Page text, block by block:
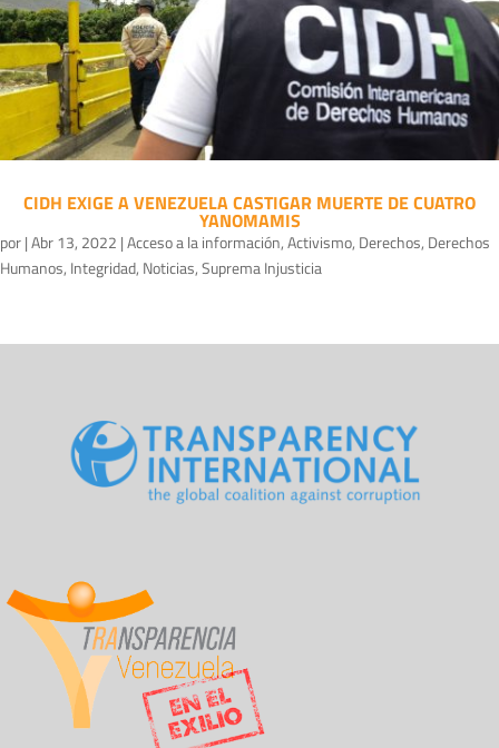
CIDH EXIGE A VENEZUELA CASTIGAR MUERTE DE CUATRO
YANOMAMIS
por|Abr 13, 2022 |Acceso a la información,Activismo, Derechos, Derechos
Humanos, Integridad, Noticias,Suprema Injusticia